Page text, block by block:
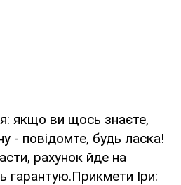
якщо ви щось знаєте,
- повідомте, будь ласка!
рахунок йде на
гарантую.Прикмети Іри: